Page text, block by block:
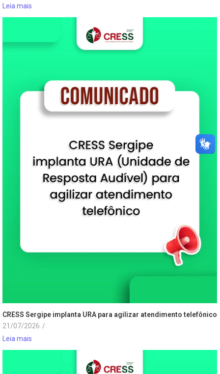
Leia mais
CRESS Sergipe implanta URA para agilizar atendimento telefônico
21/07/2026 /
Leia mais